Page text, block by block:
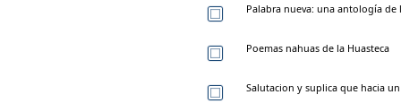
Palabra nueva: una antología
Poemas nahuas de la Huasteca
Salutacion y suplica que hacia